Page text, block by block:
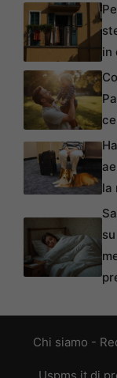
in
la
Chi siamo -
Uspms.it di